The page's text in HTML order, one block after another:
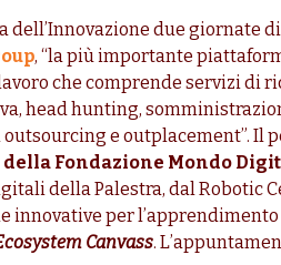
dell’Innovazione due giornate
, “la più importante
che comprende servizi di
head hunting,
e outplacement”. Il
Fondazione Mondo
della Palestra, dal Robotic
innovative per l’apprendimento
Canvass.